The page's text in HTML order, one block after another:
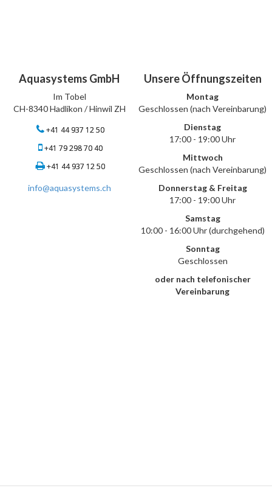
Aquasystems GmbH
Im Tobel
CH-8340 Hadlikon / Hinwil ZH
+41 44 937 12 50
+41 79 298 70 40
+41 44 937 12 50
info@aquasystems.ch
Unsere Öffnungszeiten
Montag
Geschlossen (nach Vereinbarung)
Dienstag
17:00 - 19:00 Uhr
Mittwoch
Geschlossen (nach Vereinbarung)
Donnerstag & Freitag
17:00 - 19:00 Uhr
Samstag
10:00 - 16:00 Uhr (durchgehend)
Sonntag
Geschlossen
oder nach telefonischer
Vereinbarung